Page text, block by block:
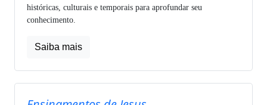
históricas, culturais e temporais para aprofundar seu
conhecimento.
Saiba mais